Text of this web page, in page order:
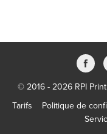
© 2016 - 2026 RPI
Tarifs
Politique de